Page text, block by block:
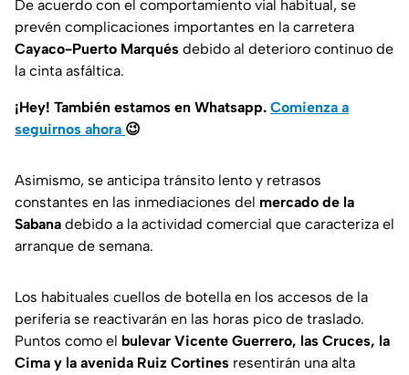
De acuerdo con el comportamiento vial habitual, se
prevén complicaciones importantes en la carretera
Cayaco-Puerto Marqués debido al deterioro continuo de
la cinta asfáltica.
¡Hey! También estamos en Whatsapp. Comienza a
seguirnos ahora 😉
Asimismo, se anticipa tránsito lento y retrasos
constantes en las inmediaciones del mercado de la
Sabana debido a la actividad comercial que caracteriza el
arranque de semana.
Los habituales cuellos de botella en los accesos de la
periferia se reactivarán en las horas pico de traslado.
Puntos como el bulevar Vicente Guerrero, las Cruces, la
Cima y la avenida Ruiz Cortines resentirán una alta